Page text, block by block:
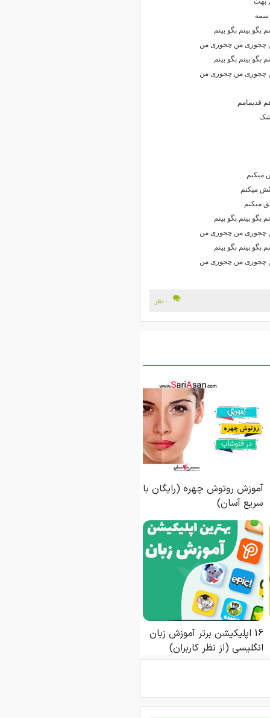
ﺳﻤﻪ
ﺑﮕﻮ ﺑﻴﻨﻢ ﺑﮕﻮ ﺑﻴﻨﻢ
ﭼﺠﻮری ﻣﻦ ﭼﺠﻮری ﻣﻦ
ﺑﮕﻮ ﺑﻴﻨﻢ ﺑﮕﻮ ﺑﻴﻨﻢ
ﭼﺠﻮری ﻣﻦ ﭼﺠﻮری ﻣﻦ
ﻗﺪﻳﻤﺎﻣﻢ
ﺷﮏ
ﻣﻴﻜﻨﻢ
ﻣﻴﻜﻨﻢ
ﻣﻴﻜﻨﻢ
ﺑﮕﻮ ﺑﻴﻨﻢ ﺑﮕﻮ ﺑﻴﻨﻢ
ﭼﺠﻮری ﻣﻦ ﭼﺠﻮری ﻣﻦ
ﺑﮕﻮ ﺑﻴﻨﻢ ﺑﮕﻮ ﺑﻴﻨﻢ
ﭼﺠﻮری ﻣﻦ ﭼﺠﻮری ﻣﻦ
۰ نظر